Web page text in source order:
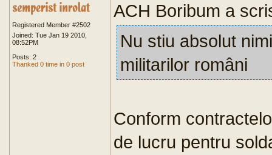
Registered Member #2502
Joined: Tue Jan 19 2010,
08:52PM
Posts: 2
Thanked 0 time in 0 post
ACH Boribum a
Nu stiu absolut
militarilor români
Conform
de lucru pentru